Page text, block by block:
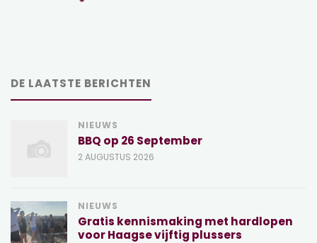
DE LAATSTE BERICHTEN
NIEUWS
BBQ op 26 September
2 AUGUSTUS 2026
NIEUWS
Gratis kennismaking met hardlopen
voor Haagse vijftig plussers